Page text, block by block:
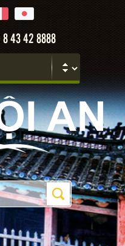
43 42 8888